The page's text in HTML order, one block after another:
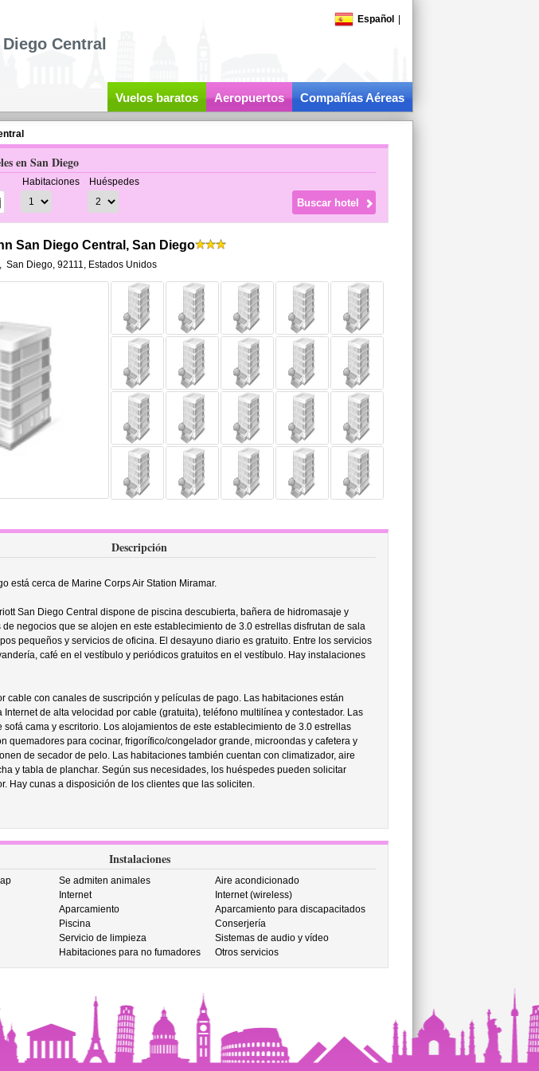
Español
Central
Vuelos baratos Aeropuertos Compañías Aéreas
en San Diego
Habitaciones Huéspedes
San Diego Central, San Diego
, San Diego, 92111, Estados Unidos
Descripción
está cerca de Marine Corps Air Station Miramar.
San Diego Central dispone de piscina descubierta, bañera de hidromasaje y
negocios que se alojen en este establecimiento de 3.0 estrellas disfrutan de sala
pequeños y servicios de oficina. El desayuno diario es gratuito. Entre los servicios
café en el vestíbulo y periódicos gratuitos en el vestíbulo. Hay instalaciones
cable con canales de suscripción y películas de pago. Las habitaciones están
Internet de alta velocidad por cable (gratuita), teléfono multilínea y contestador. Las
sofá cama y escritorio. Los alojamientos de este establecimiento de 3.0 estrellas
quemadores para cocinar, frigorífico/congelador grande, microondas y cafetera y
de secador de pelo. Las habitaciones también cuentan con climatizador, aire
y tabla de planchar. Según sus necesidades, los huéspedes pueden solicitar
Hay cunas a disposición de los clientes que las soliciten.
Instalaciones
Se admiten animales
Aire acondicionado
Internet
Internet (wireless)
Aparcamiento
Aparcamiento para discapacitados
Piscina
Conserjería
Servicio de limpieza
Sistemas de audio y vídeo
Habitaciones para no fumadores Otros servicios